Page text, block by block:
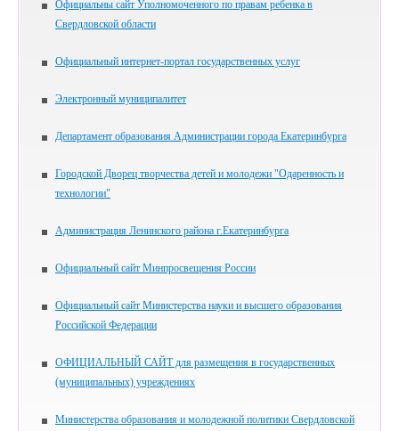
Официальны сайт Уполномоченного по правам ребенка в
Свердловской области
Официальный интернет-портал государственных услуг
Электронный муниципалитет
Департамент образования Администрации города Екатеринбурга
Городской Дворец творчества детей и молодежи "Одаренность и
технологии"
Администрация Ленинского района г.Екатеринбурга
Официальный сайт Минпросвещения России
Официальный сайт Министерства науки и высшего образования
Российской Федерации
ОФИЦИАЛЬНЫЙ САЙТ для размещения в государственных
(муниципальных) учреждениях
Министерства образования и молодежной политики Свердловской